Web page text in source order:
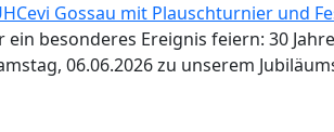
Gossau mit Plauschturnier und
besonderes Ereignis feiern: 30
06.06.2026 zu unserem